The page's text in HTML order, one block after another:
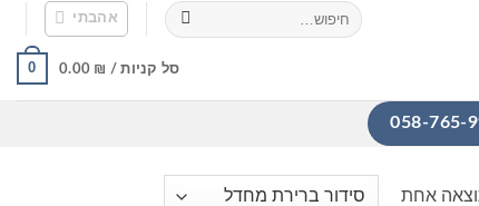
חיפוש
עבור:
אהבתי
סל קניות / 0.00 ₪
0
אחת